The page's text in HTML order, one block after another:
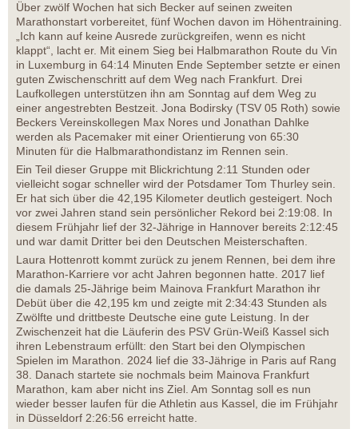
Über zwölf Wochen hat sich Becker auf seinen zweiten
Marathonstart vorbereitet, fünf Wochen davon im Höhentraining.
„Ich kann auf keine Ausrede zurückgreifen, wenn es nicht
klappt“, lacht er. Mit einem Sieg bei Halbmarathon Route du Vin
in Luxemburg in 64:14 Minuten Ende September setzte er einen
guten Zwischenschritt auf dem Weg nach Frankfurt. Drei
Laufkollegen unterstützen ihn am Sonntag auf dem Weg zu
einer angestrebten Bestzeit. Jona Bodirsky (TSV 05 Roth) sowie
Beckers Vereinskollegen Max Nores und Jonathan Dahlke
werden als Pacemaker mit einer Orientierung von 65:30
Minuten für die Halbmarathondistanz im Rennen sein.
Ein Teil dieser Gruppe mit Blickrichtung 2:11 Stunden oder
vielleicht sogar schneller wird der Potsdamer Tom Thurley sein.
Er hat sich über die 42,195 Kilometer deutlich gesteigert. Noch
vor zwei Jahren stand sein persönlicher Rekord bei 2:19:08. In
diesem Frühjahr lief der 32-Jährige in Hannover bereits 2:12:45
und war damit Dritter bei den Deutschen Meisterschaften.
Laura Hottenrott kommt zurück zu jenem Rennen, bei dem ihre
Marathon-Karriere vor acht Jahren begonnen hatte. 2017 lief
die damals 25-Jährige beim Mainova Frankfurt Marathon ihr
Debüt über die 42,195 km und zeigte mit 2:34:43 Stunden als
Zwölfte und drittbeste Deutsche eine gute Leistung. In der
Zwischenzeit hat die Läuferin des PSV Grün-Weiß Kassel sich
ihren Lebenstraum erfüllt: den Start bei den Olympischen
Spielen im Marathon. 2024 lief die 33-Jährige in Paris auf Rang
38. Danach startete sie nochmals beim Mainova Frankfurt
Marathon, kam aber nicht ins Ziel. Am Sonntag soll es nun
wieder besser laufen für die Athletin aus Kassel, die im Frühjahr
in Düsseldorf 2:26:56 erreicht hatte.